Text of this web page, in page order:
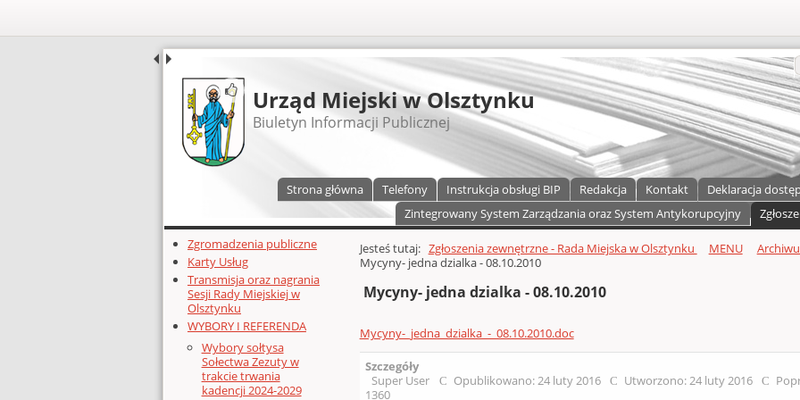
UDOSTĘPNIJ
Urząd Miejski w Olsztynku
Biuletyn Informacji Publicznej
Strona główna Telefony Instrukcja obsługi BIP Redakcja Kontakt Deklaracja
Zintegrowany System Zarządzania oraz System Antykorupcyjny
Dodatkowe zasoby (lewa kolumna)
Zgromadzenia publiczne
Karty Usług
Transmisja oraz nagrania
Sesji Rady Miejskiej w
Olsztynku
WYBORY I REFERENDA
Wybory sołtysa
Sołectwa Zezuty w
trakcie trwania
kadencji 2024-2029
Głównej zawartości
Jesteś tutaj: Zgłoszenia zewnętrzne - Rada Miejska w Olsztynku MENU
Mycyny- jedna dzialka - 08.10.2010
Mycyny- jedna dzialka - 08.10.2010
Mycyny-_jedna_dzialka_-_08.10.2010.doc
Szczegóły
Super User
Opublikowano: 24 luty 2016 Utworzono: 24 luty 2016
1360